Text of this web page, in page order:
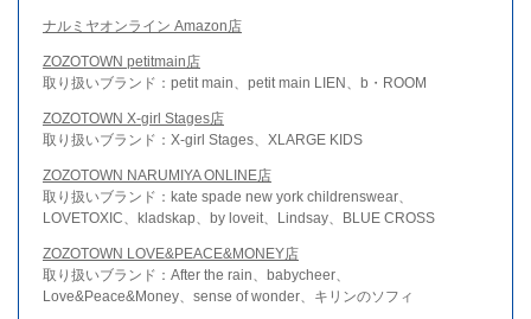
ナルミヤオンライン Amazon店
ZOZOTOWN petitmain店
取り扱いブランド：petit main、petit main LIEN、b・ROOM
ZOZOTOWN X-girl Stages店
取り扱いブランド：X-girl Stages、XLARGE KIDS
ZOZOTOWN NARUMIYA ONLINE店
取り扱いブランド：kate spade new york childrenswear、
LOVETOXIC、kladskap、by loveit、Lindsay、BLUE CROSS
ZOZOTOWN LOVE&PEACE&MONEY店
取り扱いブランド：After the rain、babycheer、
Love&Peace&Money、sense of wonder、キリンのソフィ